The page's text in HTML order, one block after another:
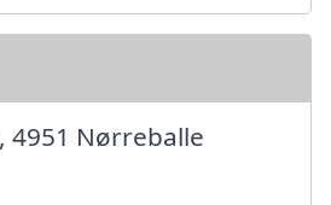
Nørreballe